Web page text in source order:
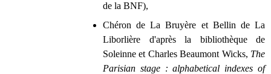
de la BNF),
Chéron de La Bruyère et Bellin de La
Liborlière d'après la bibliothèque de
Soleinne et Charles Beaumont Wicks, The
Parisian stage : alphabetical indexes of